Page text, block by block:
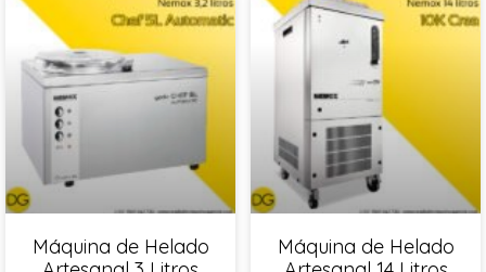
Máquina de Helado
Máquina de Helado